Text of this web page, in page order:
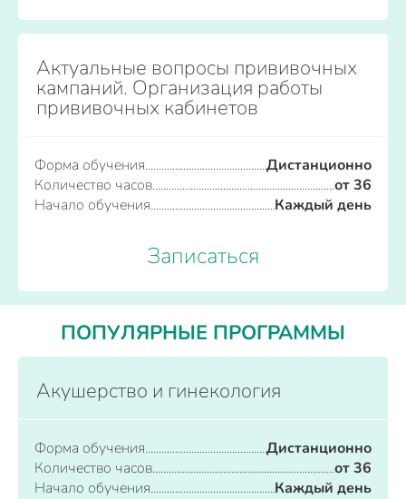
Актуальные вопросы прививочных
кампаний. Организация работы
прививочных кабинетов
Форма обучения
Дистанционно
Количество часов
от 36
Начало обучения
Каждый день
Записаться
ПОПУЛЯРНЫЕ ПРОГРАММЫ
Акушерство и гинекология
Форма обучения
Дистанционно
Количество часов
от 36
Начало обучения
Каждый день